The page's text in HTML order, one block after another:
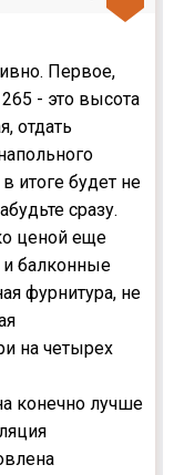
Первое,
- это высота
отдать
итоге будет не
сразу.
ценой еще
балконные
фурнитура, не
на четырех
конечно лучше